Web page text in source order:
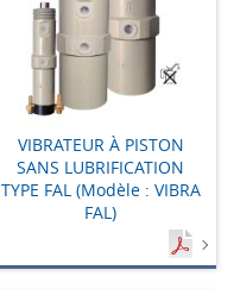
VIBRATEUR À PISTON
SANS LUBRIFICATION
TYPE FAL (Modèle : VIBRA
FAL)